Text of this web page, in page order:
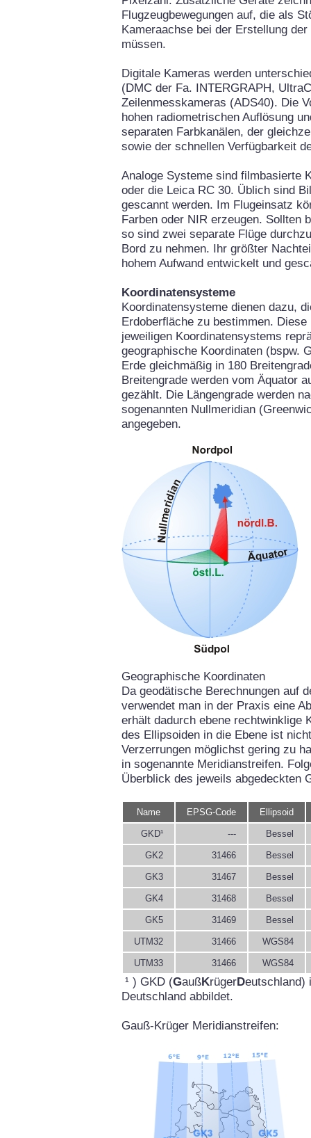
Flugzeugbewegungen auf, die als
Kameraachse bei der Erstellung
müssen.
Digitale Kameras werden
(DMC der Fa. INTERGRAPH,
Zeilenmesskameras (ADS40). Die
hohen radiometrischen Auflösung
separaten Farbkanälen, der
sowie der schnellen Verfügbarkeit
Analoge Systeme sind filmbasierte
oder die Leica RC 30. Üblich sind
gescannt werden. Im Flugeinsatz
Farben oder NIR erzeugen. Sollten
so sind zwei separate Flüge
Bord zu nehmen. Ihr größter
hohem Aufwand entwickelt und
Koordinatensysteme
Koordinatensysteme dienen dazu,
Erdoberfläche zu bestimmen.
jeweiligen Koordinatensystems
geographische Koordinaten (bspw.
Erde gleichmäßig in 180
Breitengrade werden vom Äquator
gezählt. Die Längengrade werden
sogenannten Nullmeridian
angegeben.
Geographische Koordinaten
Da geodätische Berechnungen auf
verwendet man in der Praxis eine
erhält dadurch ebene rechtwinklige
des Ellipsoiden in die Ebene ist
Verzerrungen möglichst gering zu
in sogenannte Meridianstreifen.
Überblick des jeweils abgedeckten
Name EPSG-Code Ellipsoid
GKD¹ --- Bessel
GK2 31466 Bessel
GK3 31467 Bessel
GK4 31468 Bessel
GK5 31469 Bessel
UTM32 31466 WGS84
UTM33 31466 WGS84
¹ ) GKD (GaußKrügerDeutschland)
Deutschland abbildet.
Gauß-Krüger Meridianstreifen: